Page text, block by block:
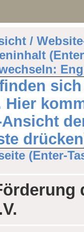
/
Hier
(Enter-